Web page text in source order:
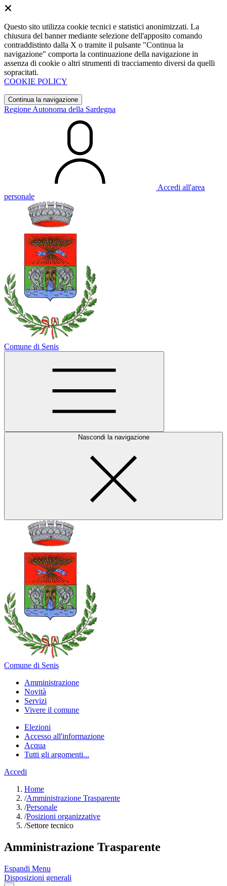
Questo sito utilizza cookie tecnici e statistici anonimizzati. La
chiusura del banner mediante selezione dell'apposito comando
contraddistinto dalla X o tramite il pulsante "Continua la
navigazione" comporta la continuazione della navigazione in
assenza di cookie o altri strumenti di tracciamento diversi da quelli
sopracitati.
COOKIE POLICY
Continua la navigazione
Regione Autonoma della Sardegna
Accedi all'area
personale
Comune di Senis
Nascondi la navigazione
Comune di Senis
Amministrazione
Novità
Servizi
Vivere il comune
Elezioni
Accesso all'informazione
Acqua
Tutti gli argomenti...
Accedi
Home
/Amministrazione Trasparente
/Personale
/Posizioni organizzative
/Settore tecnico
Amministrazione Trasparente
Espandi Menu
Disposizioni generali